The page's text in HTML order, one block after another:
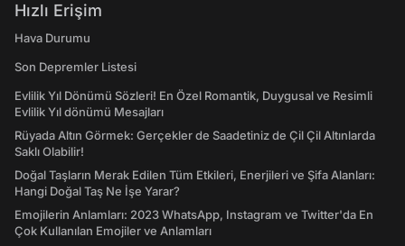
Hızlı Erişim
Hava Durumu
Son Depremler Listesi
Evlilik Yıl Dönümü Sözleri! En Özel Romantik, Duygusal ve Resimli
Evlilik Yıl dönümü Mesajları
Rüyada Altın Görmek: Gerçekler de Saadetiniz de Çil Çil Altınlarda
Saklı Olabilir!
Doğal Taşların Merak Edilen Tüm Etkileri, Enerjileri ve Şifa Alanları:
Hangi Doğal Taş Ne İşe Yarar?
Emojilerin Anlamları: 2023 WhatsApp, Instagram ve Twitter'da En
Çok Kullanılan Emojiler ve Anlamları